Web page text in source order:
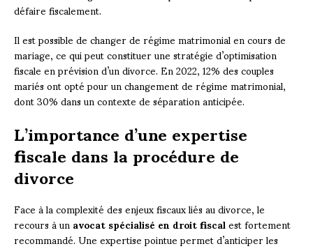
défaire fiscalement.
Il est possible de changer de régime matrimonial en cours de
mariage, ce qui peut constituer une stratégie d’optimisation
fiscale en prévision d’un divorce. En 2022, 12% des couples
mariés ont opté pour un changement de régime matrimonial,
dont 30% dans un contexte de séparation anticipée.
L’importance d’une expertise
fiscale dans la procédure de
divorce
Face à la complexité des enjeux fiscaux liés au divorce, le
recours à unavocat spécialisé en droit fiscalest fortement
recommandé. Une expertise pointue permet d’anticiper les